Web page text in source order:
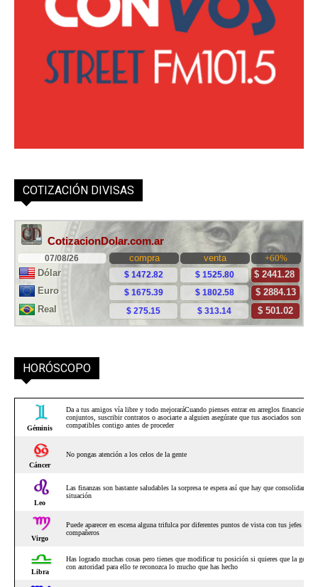
COTIZACIÓN DIVISAS
HORÓSCOPO